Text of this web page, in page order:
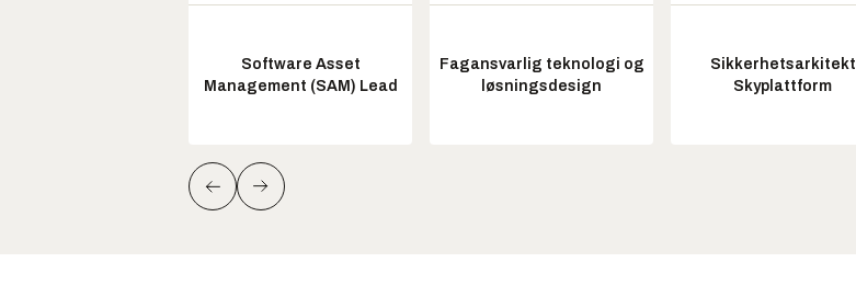
Software Asset
Management (SAM) Lead
Fagansvarlig teknologi og
løsningsdesign
Sikkerhetsarkitekt
Skyplattform